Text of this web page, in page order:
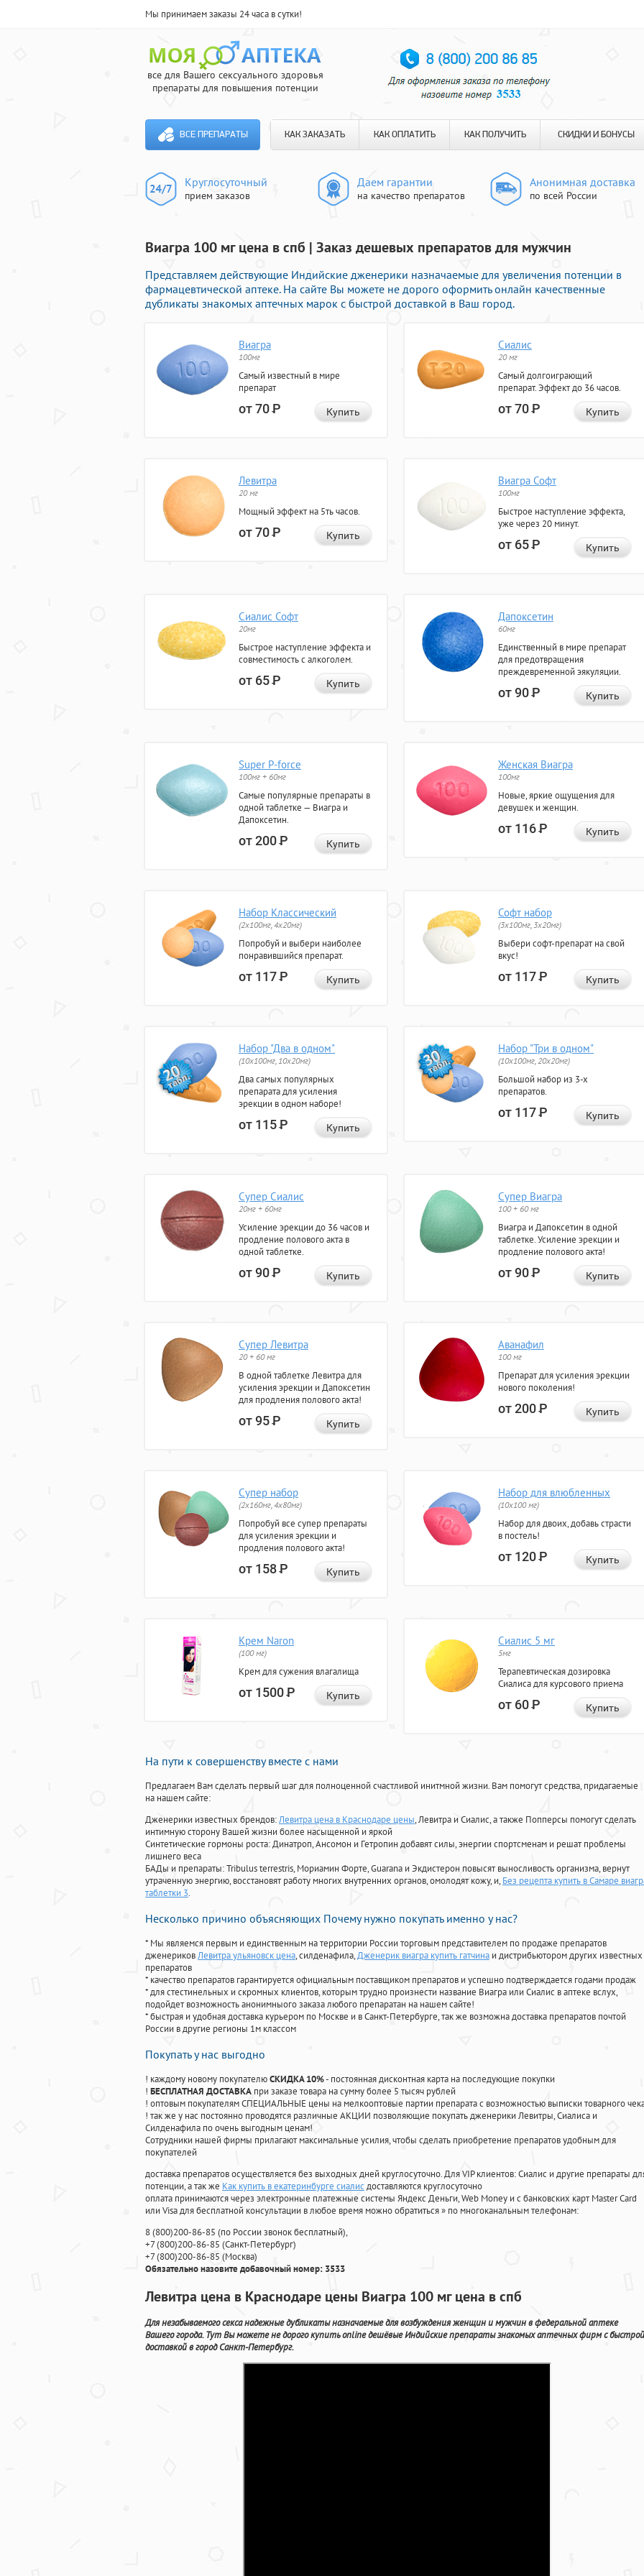
Мы принимаем заказы 24 часа в сутки!
все для Вашего сексуального здоровья
препараты для повышения потенции
ВСЕ ПРЕПАРАТЫ КАК ЗАКАЗАТЬ КАК ОПЛАТИТЬ КАК ПОЛУЧИТЬ СКИДКИ И БОНУСЫ
Круглосуточный
прием заказов
Даем гарантии
на качество препаратов
Анонимная доставка
по всей России
Виагра 100 мг цена в спб | Заказ дешевых препаратов для мужчин
Представляем действующие Индийские дженерики назначаемые для увеличения потенции в
фармацевтической аптеке. На сайте Вы можете не дорого оформить онлайн качественные
дубликаты знакомых аптечных марок с быстрой доставкой в Ваш город.
Виагра
100мг
Самый известный в мире
препарат
от 70Р Купить
Сиалис
20 мг
Самый долгоиграющий
препарат. Эффект до 36 часов.
от 70Р Купить
Левитра
20 мг
Мощный эффект на 5ть часов.
от 70Р Купить
Виагра Софт
100мг
Быстрое наступление эффекта,
уже через 20 минут.
от 65Р Купить
Сиалис Софт
20мг
Быстрое наступление эффекта и
совместимость с алкоголем.
от 65Р Купить
Дапоксетин
60мг
Единственный в мире препарат
для предотвращения
преждевременной эякуляции.
от 90Р Купить
Super P-force
100мг + 60мг
Самые популярные препараты в
одной таблетке — Виагра и
Дапоксетин.
от 200Р Купить
Женская Виагра
100мг
Новые, яркие ощущения для
девушек и женщин.
от 116Р Купить
Набор Классический
(2x100мг, 4x20мг)
Попробуй и выбери наиболее
понравившийся препарат.
от 117Р Купить
Софт набор
(3x100мг, 3x20мг)
Выбери софт-препарат на свой
вкус!
от 117Р Купить
Набор "Два в одном"
(10x100мг, 10x20мг)
Два самых популярных
препарата для усиления
эрекции в одном наборе!
от 115Р Купить
Набор "Три в одном"
(10x100мг, 20x20мг)
Большой набор из 3-х
препаратов.
от 117Р Купить
Супер Сиалис
20мг + 60мг
Усиление эрекции до 36 часов и
продление полового акта в
одной таблетке.
от 90Р Купить
Супер Виагра
100 + 60 мг
Виагра и Дапоксетин в одной
таблетке. Усиление эрекции и
продление полового акта!
от 90Р Купить
Супер Левитра
20 + 60 мг
В одной таблетке Левитра для
усиления эрекции и Дапоксетин
для продления полового акта!
от 95Р Купить
Аванафил
100 мг
Препарат для усиления эрекции
нового поколения!
от 200Р Купить
Супер набор
(2х160мг, 4х80мг)
Попробуй все супер препараты
для усиления эрекции и
продления полового акта!
от 158Р Купить
Набор для влюбленных
(10х100 мг)
Набор для двоих, добавь страсти
в постель!
от 120Р Купить
Крем Naron
(100 мг)
Крем для сужения влагалища
от 1500Р Купить
Сиалис 5 мг
5мг
Терапевтическая дозировка
Сиалиса для курсового приема
от 60Р Купить
На пути к совершенству вместе с нами
Предлагаем Вам сделать первый шаг для полноценной счастливой инитмной жизни. Вам помогут средства, придагаемые
на нашем сайте:
Дженерики известных брендов:Левитра цена в Краснодаре цены, Левитра и Сиалис, а также Попперсы помогут сделать
интимную сторону Вашей жизни более насыщенной и яркой
Синтетические гормоны роста: Динатроп, Ансомон и Гетропин добавят силы, энергии спортсменам и решат проблемы
лишнего веса
БАДы и препараты:Tribulus terrestris, Мориамин Форте, Guarana и Экдистерон повысят выносливость организма, вернут
утраченную энергию, восстановят работу многих внутренних органов, омолодят кожу, и, Без рецепта купить в Самаре
таблетки 3.
Несколько причино объясняющих Почему нужно покупать именно у нас?
* Мы являемся первым и единственным на территории России торговым представителем по продаже препаратов
дженериковЛевитра ульяновск цена, силденафила,Дженерик виагра купить гатчина и дистрибьютором других известных
препаратов
* качество препаратов гарантируется официальным поставщиком препаратов и успешно подтверждается годами продаж
* для стестинельных и скромных клиентов, которым трудно произнести название Виагра или Сиалис в аптеке вслух,
подойдет возможность анонимныого заказа любого препаратан на нашем сайте!
* быстрая и удобная доставка курьером по Москве и в Санкт-Петербурге, так же возможна доставка препаратов почтой
России в другие регионы 1м классом
Покупать у нас выгодно
! каждому новому покупателюСКИДКА 10%- постоянная дисконтная карта на последующие покупки
! БЕСПЛАТНАЯ ДОСТАВКА при заказе товара на сумму более 5 тысяч рублей
! оптовым покупателям СПЕЦИАЛЬНЫЕ цены на мелкооптовые партии препарата с возможностью выписки товарного
! так же у нас постоянно проводятся различные АКЦИИ позволяющие покупать дженерики Левитры, Сиалиса и
Силденафила по очень выгодным ценам!
Cотрудники нашей фирмы прилагают максимальные усилия, чтобы сделать приобретение препаратов удобным для
покупателей
доставка препаратов осуществляется без выходных дней круглосуточно. Для VIP клиентов: Сиалис и другие препараты
потенции, а так же Как купить в екатеринбурге сиалисдоставляются круглосуточно
оплата принимаются через электронные платежные системы Яндекс Деньги, Web Money и с банковских карт Master Card
или Visa для бесплатной консультации в любое время можно обратиться» по многоканальным телефонам:
8(800)200-86-85 (по России звонок бесплатный),
+7(800)200-86-85 (Санкт-Петербург)
+7(800)200-86-85 (Москва)
Обязательно назовите добавочный номер: 3533
Левитра цена в Краснодаре цены Виагра 100 мг цена в спб
Для незабываемого секса надежные дубликаты назначаемые для возбуждения женщин и мужчин в федеральной аптеке
Вашего города. Тут Вы можете не дорого купить online дешёвые Индийские препараты знакомых аптечных фирм с быстрой
доставкой в город Санкт-Петербург.